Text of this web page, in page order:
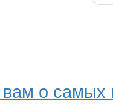
вам о